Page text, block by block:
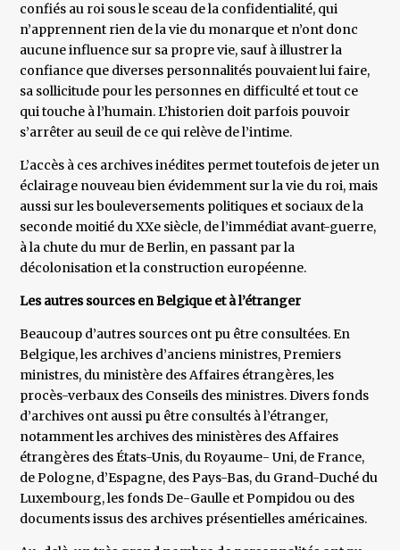
confiés au roi sous le sceau de la confidentialité, qui
n’apprennent rien de la vie du monarque et n’ont donc
aucune influence sur sa propre vie, sauf à illustrer la
confiance que diverses personnalités pouvaient lui faire,
sa sollicitude pour les personnes en difficulté et tout ce
qui touche à l’humain. L’historien doit parfois pouvoir
s’arrêter au seuil de ce qui relève de l’intime.
L’accès à ces archives inédites permet toutefois de jeter un
éclairage nouveau bien évidemment sur la vie du roi, mais
aussi sur les bouleversements politiques et sociaux de la
seconde moitié du XXe siècle, de l’immédiat avant-guerre,
à la chute du mur de Berlin, en passant par la
décolonisation et la construction européenne.
Les autres sources en Belgique et à l’étranger
Beaucoup d’autres sources ont pu être consultées. En
Belgique, les archives d’anciens ministres, Premiers
ministres, du ministère des Affaires étrangères, les
procès-verbaux des Conseils des ministres. Divers fonds
d’archives ont aussi pu être consultés à l’étranger,
notamment les archives des ministères des Affaires
étrangères des États-Unis, du Royaume- Uni, de France,
de Pologne, d’Espagne, des Pays-Bas, du Grand-Duché du
Luxembourg, les fonds De-Gaulle et Pompidou ou des
documents issus des archives présentielles américaines.